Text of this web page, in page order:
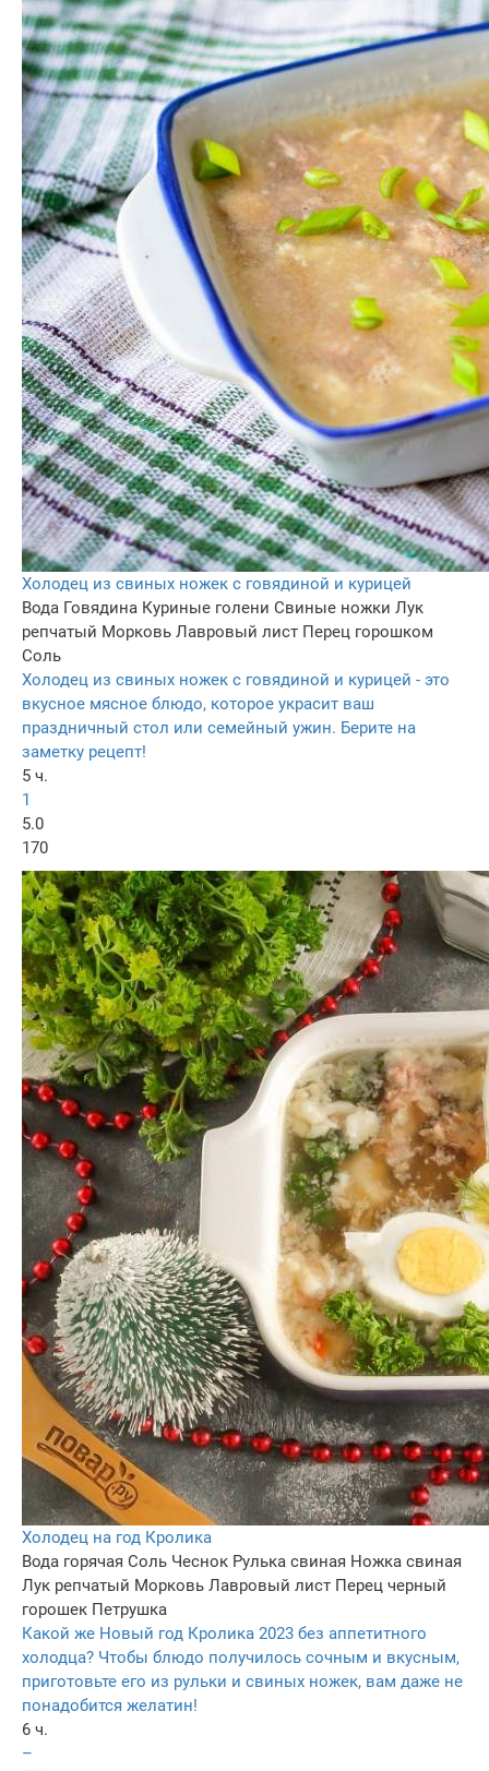
Холодец из свиных ножек с говядиной и курицей
Вода Говядина Куриные голени Свиные ножки Лук
репчатый Морковь Лавровый лист Перец горошком
Соль
Холодец из свиных ножек с говядиной и курицей - это
вкусное мясное блюдо, которое украсит ваш
праздничный стол или семейный ужин. Берите на
заметку рецепт!
5 ч.
1
5.0
170
Холодец на год Кролика
Вода горячая Соль Чеснок Рулька свиная Ножка свиная
Лук репчатый Морковь Лавровый лист Перец черный
горошек Петрушка
Какой же Новый год Кролика 2023 без аппетитного
холодца? Чтобы блюдо получилось сочным и вкусным,
приготовьте его из рульки и свиных ножек, вам даже не
понадобится желатин!
6 ч.
–